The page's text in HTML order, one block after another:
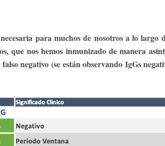
para muchos de nosotros a lo largo
que nos hemos inmunizado de manera
negativo (se están observando IgGs